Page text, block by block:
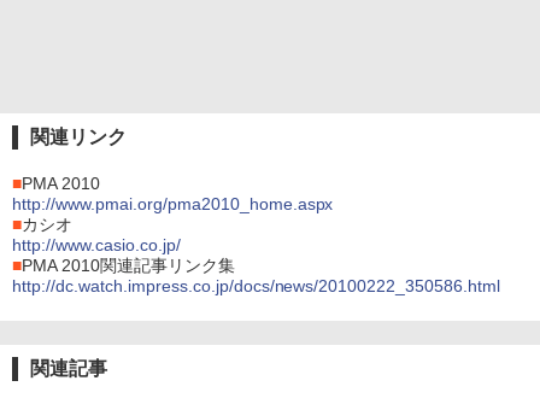
関連リンク
■PMA 2010
http://www.pmai.org/pma2010_home.aspx
■カシオ
http://www.casio.co.jp/
■PMA 2010関連記事リンク集
http://dc.watch.impress.co.jp/docs/news/20100222_350586.html
関連記事